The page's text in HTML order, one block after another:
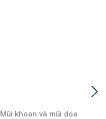
Mũi khoan và mũi doa